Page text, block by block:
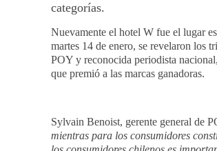
categorías.
Nuevamente el hotel W fue el lugar
martes 14 de enero, se revelaron los
POY y reconocida periodista
que premió a las marcas ganadoras.
Sylvain Benoist, gerente general de
mientras para los consumidores